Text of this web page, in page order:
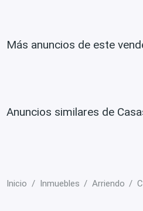
Más anuncios de este
Anuncios similares de
Inicio Inmuebles Arriendo